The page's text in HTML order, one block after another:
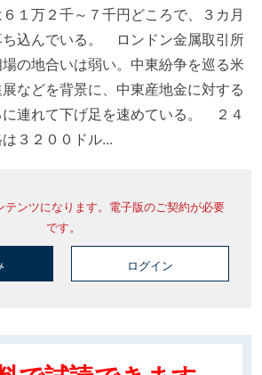
１万２千～７千円どころで、３カ月
込んでいる。 ロンドン金属取引所
場の地合いは弱い。中東紛争を巡る米
などを背景に、中東産地金に対する
連れて下げ足を速めている。 ２４
３２００ドル...
テンツになります。電子版のご契約が必要
です。
ログイン